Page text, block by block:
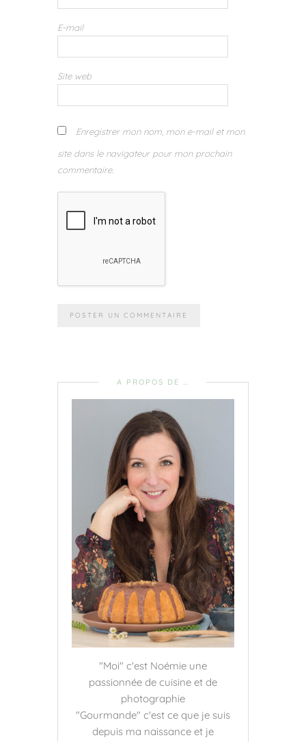
E-mail
Site web
Enregistrer mon nom, mon e-mail et mon
site dans le navigateur pour mon prochain
commentaire.
A PROPOS DE …
"Moi" c'est Noémie une
passionnée de cuisine et de
photographie
"Gourmande" c'est ce que je suis
depuis ma naissance et je